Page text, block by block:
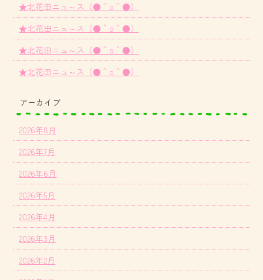
★北花田ニュ～ス（●＾o＾●）
★北花田ニュ～ス（●＾o＾●）
★北花田ニュ～ス（●＾o＾●）
★北花田ニュ～ス（●＾o＾●）
アーカイブ
2026年8月
2026年7月
2026年6月
2026年5月
2026年4月
2026年3月
2026年2月